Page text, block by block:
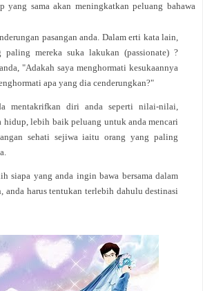
yang sama akan meningkatkan peluang bahawa
pasangan anda. Dalam erti kata lain,
paling mereka suka lakukan (passionate) ?
"Adakah saya menghormati kesukaannya
apa yang dia cenderungkan?"
mentakrifkan diri anda seperti nilai-nilai,
hidup, lebih baik peluang untuk anda mencari
sehati sejiwa iaitu orang yang paling
siapa yang anda ingin bawa bersama dalam
anda harus tentukan terlebih dahulu destinasi